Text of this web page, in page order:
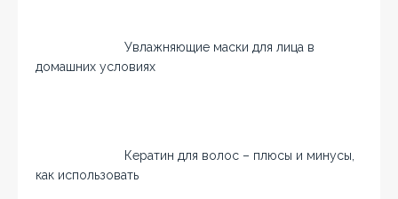
Увлажняющие маски для лица в
домашних условиях
Кератин для волос – плюсы и минусы,
как использовать